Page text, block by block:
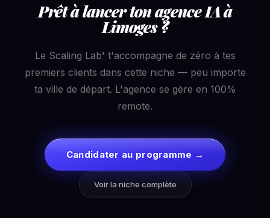
Prêt à lancer ton agence IA à
Limoges ?
Le Scaling Lab' t'accompagne de zéro à tes
premiers clients dans cette niche — peu importe
ta ville de départ. L'agence se gère en 100%
remote.
Candidater au programme →
Voir la niche complète